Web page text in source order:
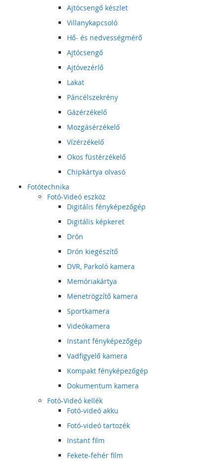
Ajtócsengő készlet
Villanykapcsoló
Hő- és nedvességmérő
Ajtócsengő
Ajtóvezérlő
Lakat
Páncélszekrény
Gázérzékelő
Mozgásérzékelő
Vízérzékelő
Okos füstérzékelő
Chipkártya olvasó
Fotótechnika
Fotó-Videó eszköz
Digitális fényképezőgép
Digitális képkeret
Drón
Drón kiegészítő
DVR, Parkoló kamera
Memóriakártya
Menetrögzítő kamera
Sportkamera
Videókamera
Instant fényképezőgép
Vadfigyelő kamera
Kompakt fényképezőgép
Dokumentum kamera
Fotó-Videó kellék
Fotó-videó akku
Fotó-videó tartozék
Instant film
Fekete-fehér film